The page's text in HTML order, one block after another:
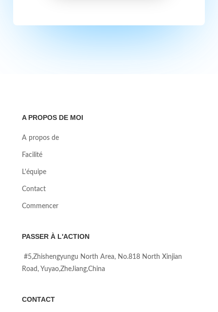
A PROPOS DE MOI
A propos de
Facilité
L'équipe
Contact
Commencer
PASSER À L'ACTION
#5,Zhishengyungu North Area, No.818 North Xinjian
Road, Yuyao,ZheJiang,China
CONTACT